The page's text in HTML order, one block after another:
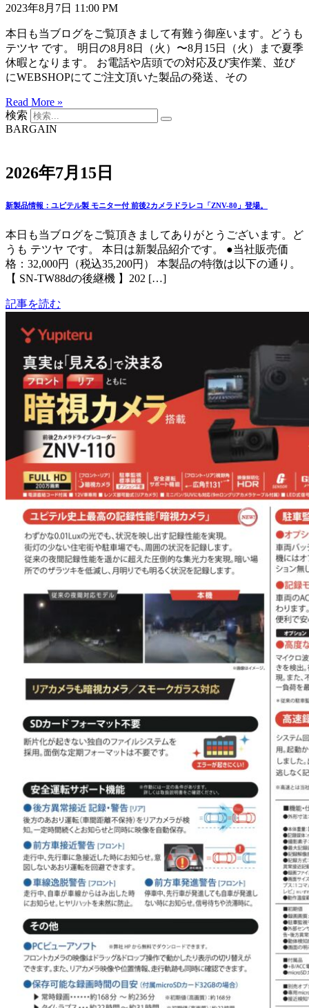
2023年8月7日 11:00 PM
本日も当ブログをご覧頂きまして有難う御座います。どうも
テツヤ です。 明日の8月8日（火）〜8月15日（火）まで夏季
休暇となります。 お電話や店頭での対応及び実作業、並び
にWEBSHOPにてご注文頂いた製品の発送、その
Read More »
検索
BARGAIN
2026年7月15日
新製品情報：ユピテル製 モニター付 前後2カメラドラレコ「ZNV-80」登場。
本日も当ブログをご覧頂きましてありがとうございます。ど
うも テツヤ です。 本日は新製品紹介です。 ●当社販売価
格：32,000円（税込35,200円） 本製品の特徴は以下の通り。
【 SN-TW88dの後継機 】202 […]
記事を読む